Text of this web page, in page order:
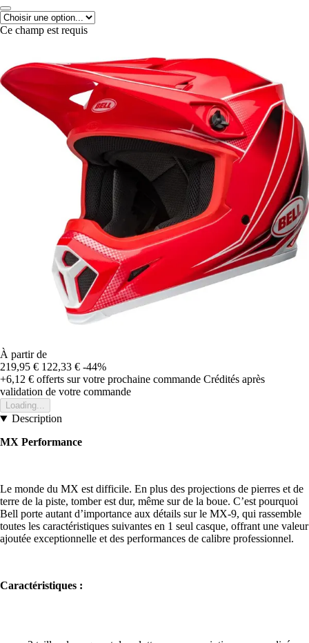
Ce champ est requis
À partir de
219,95 € 122,33 € -44%
+6,12 € offerts sur votre prochaine commande Crédités après
validation de votre commande
Loading...
Description
MX Performance
Le monde du MX est difficile. En plus des projections de pierres et de
terre de la piste, tomber est dur, même sur de la boue. C’est pourquoi
Bell porte autant d’importance aux détails sur le MX-9, qui rassemble
toutes les caractéristiques suivantes en 1 seul casque, offrant une valeur
ajoutée exceptionnelle et des performances de calibre professionnel.
Caractéristiques :